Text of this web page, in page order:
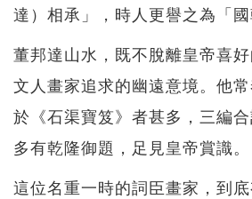
達）相承」，時人更譽之為「國
董邦達山水，既不脫離皇帝喜
文人畫家追求的幽遠意境。他
於《石渠寶笈》者甚多，三編
多有乾隆御題，足見皇帝賞識。
這位名重一時的詞臣畫家，到